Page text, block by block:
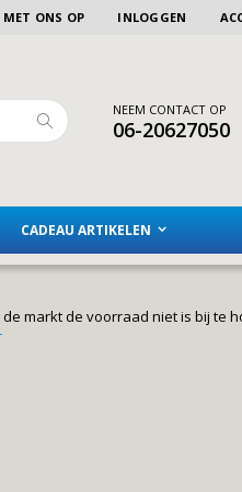
ONS OP INLOGGEN
NEEM CONTACT OP
06-20627050
CADEAU ARTIKELEN
markt de voorraad niet is bij te